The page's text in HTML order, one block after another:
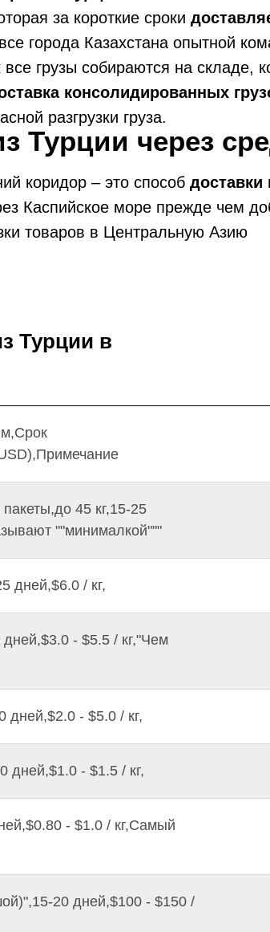
Турции через
за короткие сроки
города Казахстана опытной
грузы собираются на
консолидированных
разгрузки груза.
коридор – это способ доставки
Каспийское море прежде чем
товаров в Центральную Азию
Турции в
45 кг,15-25
""минималкой"""
дней,$6.0 / кг,
- $5.5 / кг,"Чем
дней,$2.0 - $5.0 / кг,
дней,$1.0 - $1.5 / кг,
- $1.0 / кг,Самый
20 дней,$100 - $150 /